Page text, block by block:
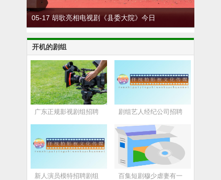
05-17 胡歌亮相电视剧《县委大院》今日
在安徽开机 双版纳
开机的剧组
广东正规影视剧组招聘 剧组艺人经纪公司招聘
新人演员模特招聘剧组 百集短剧穆少虐妻有一